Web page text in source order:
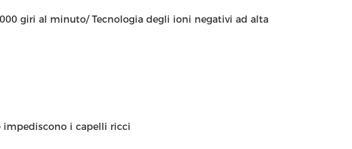
giri al minuto/ Tecnologia degli ioni negativi ad alta
i capelli ricci